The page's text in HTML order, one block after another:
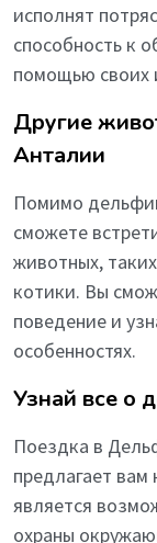
исполнят
способность к
помощью своих
Другие
Анталии
Помимо
сможете
животных,
котики. Вы
поведение и
особенностях.
Узнай все о
Поездка в
предлагает
является
охраны